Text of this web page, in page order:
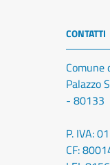
CONTATTI
Comune
Palazzo
- 80133
P. IVA:
CF: